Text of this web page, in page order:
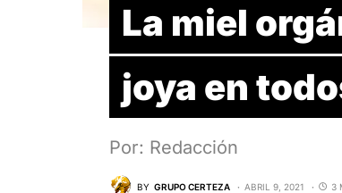
La miel
joya en
Por: Redacción
BY GRUPO CERTEZA ABRIL 9, 2021 3